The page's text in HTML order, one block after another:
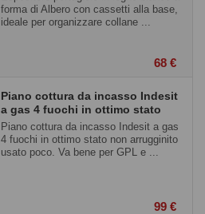
forma di Albero con cassetti alla base,
ideale per organizzare collane ...
68 €
Piano cottura da incasso Indesit
a gas 4 fuochi in ottimo stato
Piano cottura da incasso Indesit a gas
4 fuochi in ottimo stato non arrugginito
usato poco. Va bene per GPL e ...
99 €